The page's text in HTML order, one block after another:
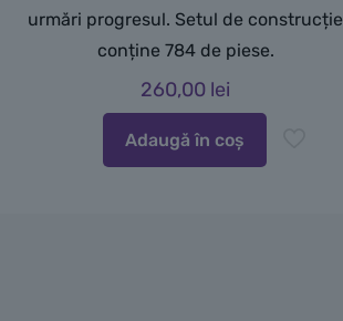
urmări progresul. Setul de construcție
conține 784 de piese.
260,00 lei
Adaugă în coș